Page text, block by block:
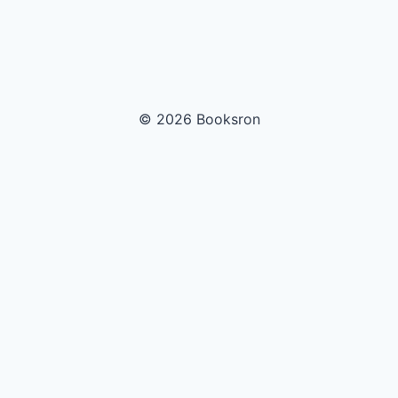
© 2026 Booksron